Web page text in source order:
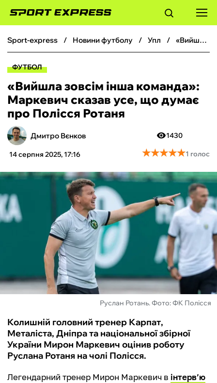
ФУТБОЛ
БОКС
ХОКЕЙ
ТЕНІС
КІБЕРСПОРТ
ЧС-2026
ФУТЗАЛ
БУКМЕКЕРИ
sport-express новини футболу упл «Вийшла зовсім інша команда»: Маркевич сказав усе, що думає про Полісся Ротаня
ФУТБОЛ
«Вийшла зовсім інша команда»:
Маркевич сказав усе, що думає
про Полісся Ротаня
Дмитро Вєнков
14 серпня 2025, 17:16
1430
★★★★★
★★★★★1 голос
Руслан Ротань. Фото: ФК Полісся
Колишній головний тренер Карпат,
Металіста, Дніпра та національної збірної
України Мирон Маркевич оцінив роботу
Руслана Ротаня на чолі Полісся.
Легендарний тренер Мирон Маркевич в інтерв’ю